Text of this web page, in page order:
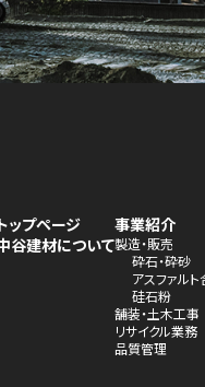
ップページ
谷建材について
事業紹介
製造・販売
砕石・砕砂
アスファル
硅石粉
舗装・土木工事
リサイクル業務
品質管理